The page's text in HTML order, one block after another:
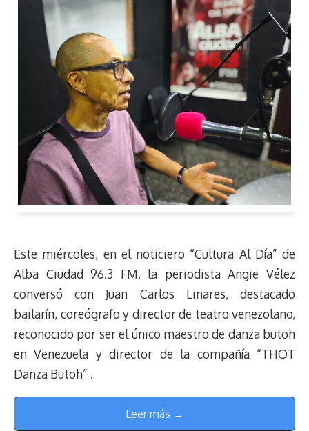
Este miércoles, en el noticiero “Cultura Al Día” de
Alba Ciudad 96.3 FM, la periodista Angie Vélez
conversó con Juan Carlos Linares, destacado
bailarín, coreógrafo y director de teatro venezolano,
reconocido por ser el único maestro de danza butoh
en Venezuela y director de la compañía “THOT
Danza Butoh” .
Leer más →